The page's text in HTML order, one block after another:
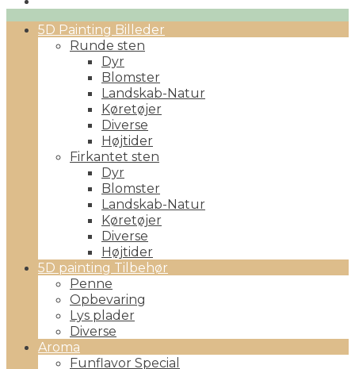
Primary5D Painting Billeder
Runde sten
Dyr
Blomster
Landskab-Natur
Køretøjer
Diverse
Højtider
Firkantet sten
Dyr
Blomster
Landskab-Natur
Køretøjer
Diverse
Højtider
5D painting Tilbehør
Penne
Opbevaring
Lys plader
Diverse
Aroma
Funflavor Special